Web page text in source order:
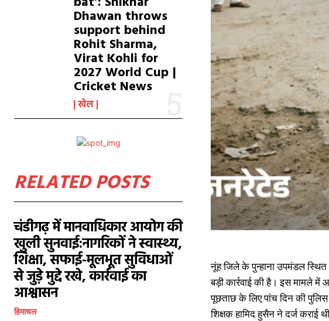
Dhawan throws
support behind
Rohit Sharma,
Virat Kohli for
2027 World Cup |
Cricket News
खेल
RELATED POSTS
चंडीगढ़ में मानवाधिकार आयोग की
खुली सुनवाई:नागरिकों ने स्वास्थ्य,
शिक्षा, सफाई-मूलभूत सुविधाओं
से जुड़े मुद्दे रखे, कार्रवाई का
आश्वासन
हिमाचल
नूंह जिले के पुन्हाना उपमंडल स्थित
बड़ी कार्रवाई की है। इस मामले में
पूछताछ के लिए पांच दिन की
शिक्षक हामिद हुसैन ने दर्ज कराई